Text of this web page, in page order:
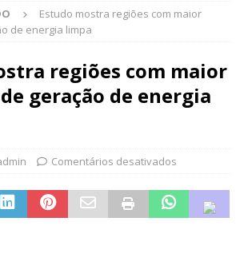
Estudo mostra regiões com maior
de energia limpa
regiões com maior
geração de energia
Comentários desativados